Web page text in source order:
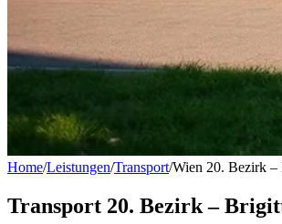
Home/Leistungen/Transport/Wien 20. Bezirk –
Transport 20. Bezirk –